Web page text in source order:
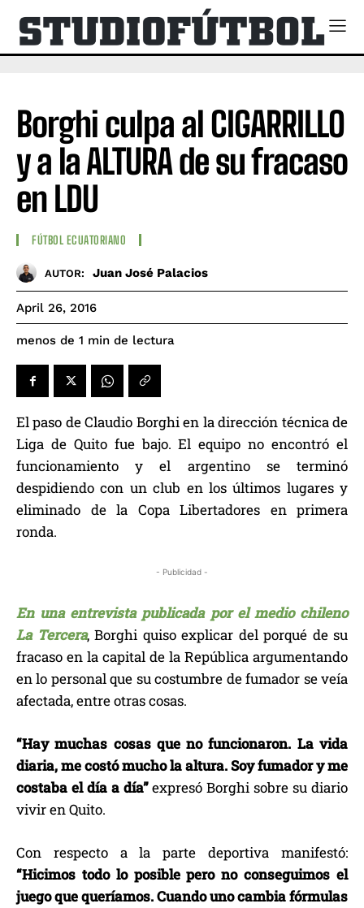
Borghi culpa al CIGARRILLO
y a la ALTURA de su fracaso
en LDU
FÚTBOL ECUATORIANO
AUTOR: Juan José Palacios
April 26, 2016
menos de 1 min de lectura
El paso de Claudio Borghi en la dirección técnica de
Liga de Quito fue bajo. El equipo no encontró el
funcionamiento y el argentino se terminó
despidiendo con un club en los últimos lugares y
eliminado de la Copa Libertadores en primera
ronda.
- Publicidad -
En una entrevista publicada por el medio chileno
La Tercera, Borghi quiso explicar del porqué de su
fracaso en la capital de la República argumentando
en lo personal que su costumbre de fumador se veía
afectada, entre otras cosas.
“Hay muchas cosas que no funcionaron. La vida
diaria, me costó mucho la altura. Soy fumador y me
costaba el día a día”expresó Borghi sobre su diario
vivir en Quito.
Con respecto a la parte deportiva manifestó:
“Hicimos todo lo posible pero no conseguimos el
juego que queríamos. Cuando uno cambia fórmulas